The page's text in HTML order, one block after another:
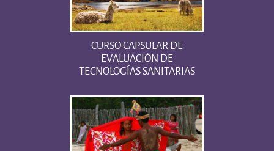
CURSO CAPSULAR DE
EVALUACIÓN DE
TECNOLOGÍAS SANITARIAS